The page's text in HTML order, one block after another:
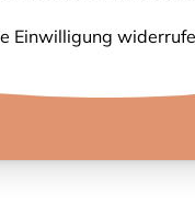
Einwilligung